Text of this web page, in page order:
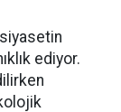
ediyor.